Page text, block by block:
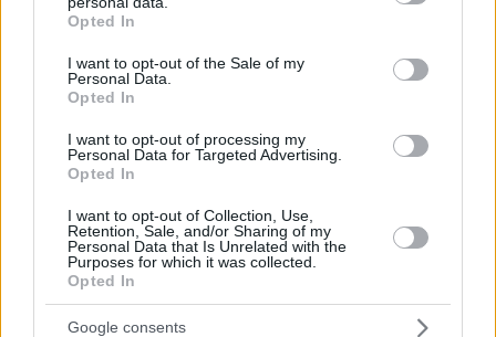
grant or deny consent to Google and its third-party tags to
use your data for below specified purposes in below Google
consent section.
Opted In
I want to opt-out of the Sale of my
Personal Data.
Opted In
I want to opt-out of processing my
Personal Data for Targeted Advertising.
Opted In
I want to opt-out of Collection, Use,
Retention, Sale, and/or Sharing of my
Personal Data that Is Unrelated with the
Purposes for which it was collected.
Opted In
Google consents
Τουρνάς: Πάνω από 400 φωτιές σε 10 ημέρες, από
Η ηλικιωμένη Έλενορ νόμιζε ότι την πρόδιδε η μνήμη
πριν 23 λεπτά
Πώς θα ξεκολλήσουν πανεύκολα οι ετικέτες από τα
πριν 25 λεπτά
ΔΕΙΤΕ ΟΛΕΣ ΤΙΣ ΕΙΔΗΣΕΙΣ